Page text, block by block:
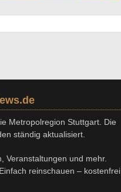
Metropolregion Stuttgart. Die
ständig aktualisiert.
Veranstaltungen und mehr.
reinschauen – kostenfrei